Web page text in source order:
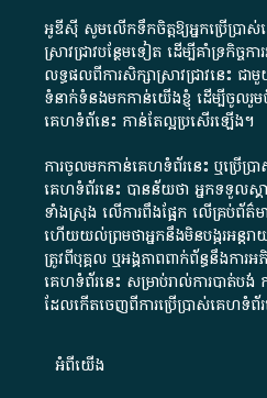
អូឌីស៊ី សូមលើកទឹកចិត្តឱ្យអ្នកប្រើប្រាស់
ស្រាវជ្រាវបន្ថែមទៀត ដើម្បីគាំទ្រកិច្
លទ្ធផលពីការសិក្សាស្រាវជ្រាវនេះ ជ
ទំនាក់ទំនងមកកាន់យើងខ្ញុំ ដើម្បីចូលរួ
គេហទំព័នេះ កាន់តែល្អប្រសើរឡើង។
ការចូលមកកាន់គេហទំព័រនេះ ឬប្រើប្
គេហទំព័រនេះ បានន័យថា អ្នកទទួលស្
ទាំងស្រុង លើការពឹងផ្អែក លើគ្រប់ព័ត៌
ហើយយល់ព្រមថាអ្នកនឹងមិនបង្ករអន្តរ
ត្រូវពីបុគ្គល ឬអង្គភាពពាក់ព័ន្ធនឹងការ
គេហទំព័រនេះ សម្រាប់រាល់ការបាត់បង់
ដែលកើតចេញពីការប្រើប្រាស់គេហទំព័
អំពី​យើង​